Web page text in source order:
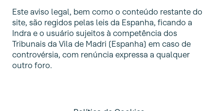
Este aviso legal, bem como o conteúdo restante do
site, são regidos pelas leis da Espanha, ficando a
Indra e o usuário sujeitos à competência dos
Tribunais da Vila de Madri (Espanha) em caso de
controvérsia, com renúncia expressa a qualquer
outro foro.